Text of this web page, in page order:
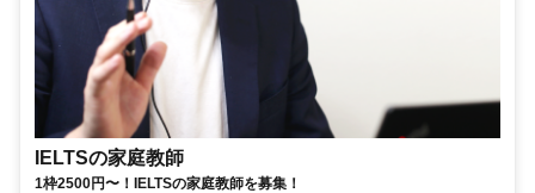
IELTSの家庭教師
1枠2500円〜！IELTSの家庭教師を募集！